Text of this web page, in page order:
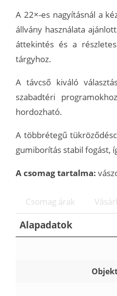
A 22×-es nagyításnál a
állvány használata
áttekintés és a
tárgyhoz.
A távcső kiváló
szabadtéri
hordozható.
A többrétegű
gumiborítás stabil fogást,
A csomag tartalma:
Csomag árak
Alapadatok